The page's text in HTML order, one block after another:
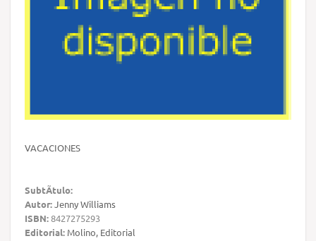
VACACIONES
SubtÃ­tulo:
Autor:Jenny Williams
ISBN:8427275293
Editorial: Molino, Editorial